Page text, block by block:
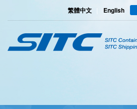
繁體中文| English